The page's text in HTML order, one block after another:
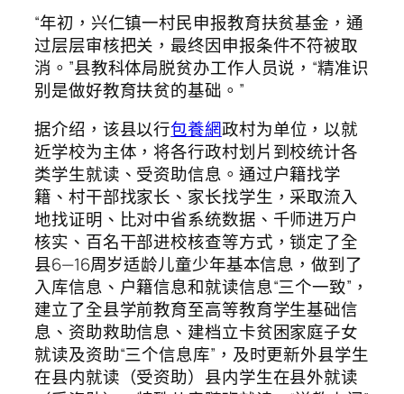
“年初，兴仁镇一村民申报教育扶贫基金，通
过层层审核把关，最终因申报条件不符被取
消。”县教科体局脱贫办工作人员说，“精准识
别是做好教育扶贫的基础。”
据介绍，该县以行包養網政村为单位，以就
近学校为主体，将各行政村划片到校统计各
类学生就读、受资助信息。通过户籍找学
籍、村干部找家长、家长找学生，采取流入
地找证明、比对中省系统数据、千师进万户
核实、百名干部进校核查等方式，锁定了全
县6—16周岁适龄儿童少年基本信息，做到了
入库信息、户籍信息和就读信息“三个一致”，
建立了全县学前教育至高等教育学生基础信
息、资助救助信息、建档立卡贫困家庭子女
就读及资助“三个信息库”，及时更新外县学生
在县内就读（受资助）县内学生在县外就读